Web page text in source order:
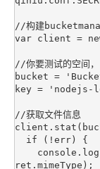
//构建
var client =
//你要测试的空间
bucket =
key = 'nodejs-
//获取文件信息
ret.mimeType);